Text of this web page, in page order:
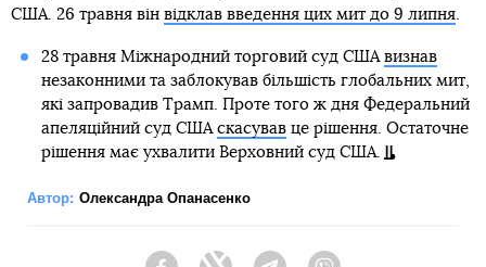
США. 26 травня він відклав введення цих мит до 9 липня.
28 травня Міжнародний торговий суд США визнав
незаконними та заблокував більшість глобальних мит,
які запровадив Трамп. Проте того ж дня Федеральний
апеляційний суд США скасувавце рішення. Остаточне
рішення має ухвалити Верховний суд США.
Автор: Олександра Опанасенко